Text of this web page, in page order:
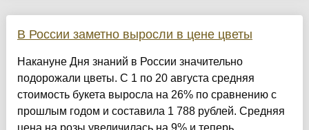
В России заметно выросли в цене цветы
Накануне Дня знаний в России значительно
подорожали цветы. С 1 по 20 августа средняя
стоимость букета выросла на 26% по сравнению с
прошлым годом и составила 1 788 рублей. Средняя
цена на розы увеличилась на 9% и теперь